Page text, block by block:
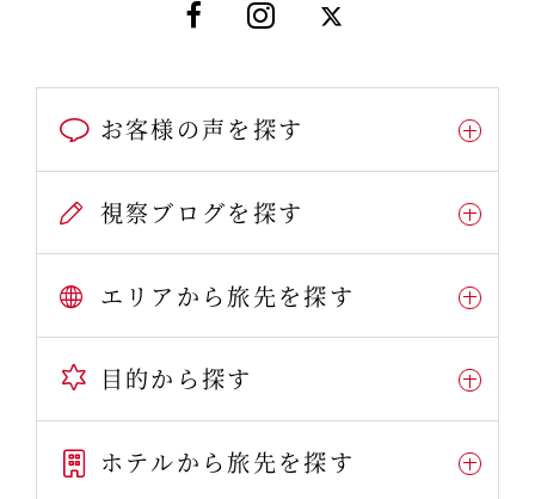
お客様の声を探す
視察ブログを探す
エリアから旅先を探す
目的から探す
ホテルから旅先を探す